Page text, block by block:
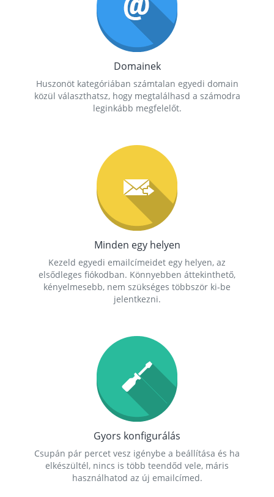
Domainek
Huszonöt kategóriában számtalan egyedi domain
közül választhatsz, hogy megtalálhasd a számodra
leginkább megfelelőt.
Minden egy helyen
Kezeld egyedi emailcímeidet egy helyen, az
elsődleges fiókodban. Könnyebben áttekinthető,
kényelmesebb, nem szükséges többször ki-be
jelentkezni.
Gyors konfigurálás
Csupán pár percet vesz igénybe a beállítása és ha
elkészültél, nincs is több teendőd vele, máris
használhatod az új emailcímed.